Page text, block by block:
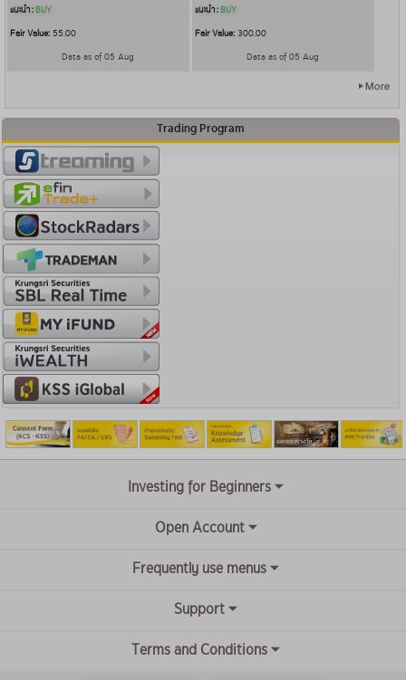
แนะนำ :BUY
Fair Value:55.00
Data as of 05 Aug
แนะนำ :BUY
Fair Value:300.00
Data as of 05 Aug
Trading Program
Investing for Beginners
Open Account
Frequently use menus
Support
Terms and Conditions